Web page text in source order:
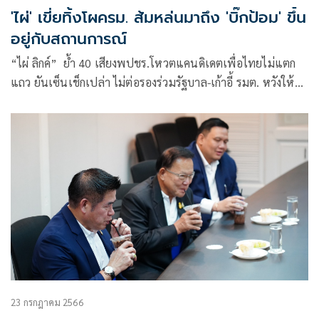
'ไผ่' เขี่ยทิ้งโผครม. ส้มหล่นมาถึง 'บิ๊กป้อม' ขึ้น
อยู่กับสถานการณ์
“ไผ่ ลิกค์” ย้ำ 40 เสียงพปชร.โหวตแคนดิเดตเพื่อไทยไม่แตก
แถว ยันเซ็นเช็กเปล่า ไม่ต่อรองร่วมรัฐบาล-เก้าอี้ รมต. หวังให้
23 กรกฎาคม 2566